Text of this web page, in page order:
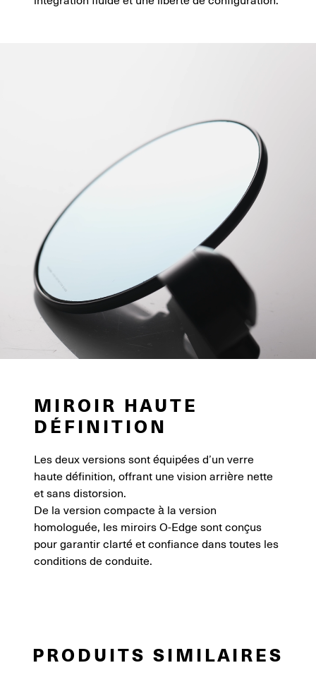
MIROIR HAUTE
DÉFINITION
Les deux versions sont équipées d’un verre
haute définition, offrant une vision arrière nette
et sans distorsion.
De la version compacte à la version
homologuée, les miroirs O-Edge sont conçus
pour garantir clarté et confiance dans toutes les
conditions de conduite.
PRODUITS SIMILAIRES